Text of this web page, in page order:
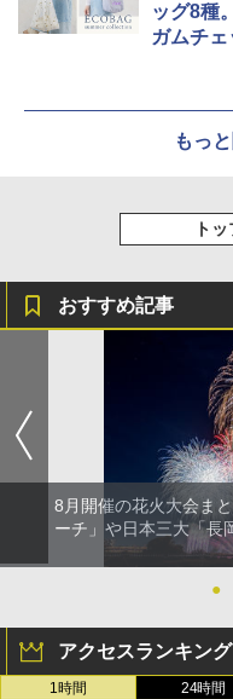
ッグ8種
ガムチ
もっ
ト
おすすめ記事
8月開催の花火大会ま
ーチ」や日本三大「長
●
アクセスランキング
1時間 24時間